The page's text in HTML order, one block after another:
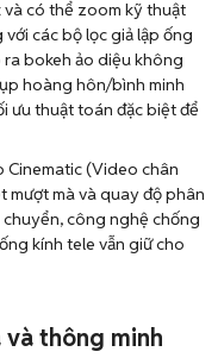
có thể zoom kỹ thuật
các bộ lọc giả lập ống
ra bokeh ảo diệu không
hoàng hôn/bình minh
ưu thuật toán đặc biệt để
Cinematic (Video chân
mượt mà và quay độ phân
công nghệ chống
kính tele vẫn giữ cho
và thông minh